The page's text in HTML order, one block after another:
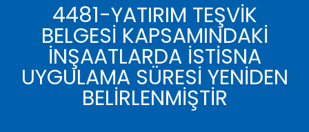
4481-YATIRIM TEŞVİK
BELGESİ KAPSAMINDAKİ
İNŞAATLARDA İSTİSNA
UYGULAMA SÜRESİ YENİDEN
BELİRLENMİŞTİR